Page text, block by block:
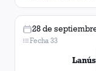
28 de
Fecha 33
Lanús